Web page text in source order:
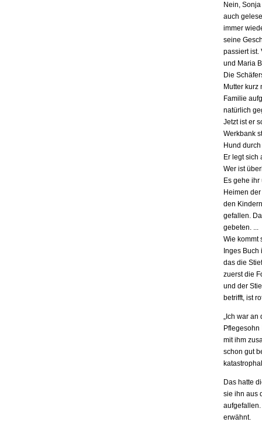
Nein,
auch
immer
seine
passiert ist.
und Maria
Die
Mutter
Familie
natürlich
Jetzt ist er
Werkbank
Hund
Er legt sich
Wer ist
Es gehe
Heimen
den
gefallen.
gebeten. ...
Wie kommt
Inges
das die
zuerst die
und der
betrifft, ist
„Ich war
Pflegesohn
mit ihm
schon gut
Das hatte
sie ihn aus
erwähnt.